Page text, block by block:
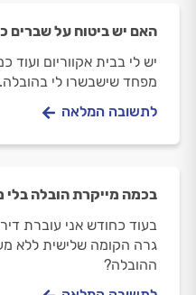
האם יש ביטוח על שברים
יש לי בבית אקווריום ועוד
מפחד שישבשרו לי
לתשובה המלאה
בכמה מייקרת הובלה בלי
בעוד כחודש אני עוברת
גרה הקומה שלישית ללא
ההובלה?